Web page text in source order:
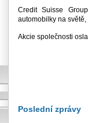
Credit Suisse
automobilky na světě,
Akcie společnosti
Poslední zprávy